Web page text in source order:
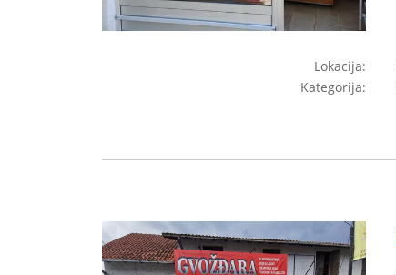
Lokacija:
Kategorija: